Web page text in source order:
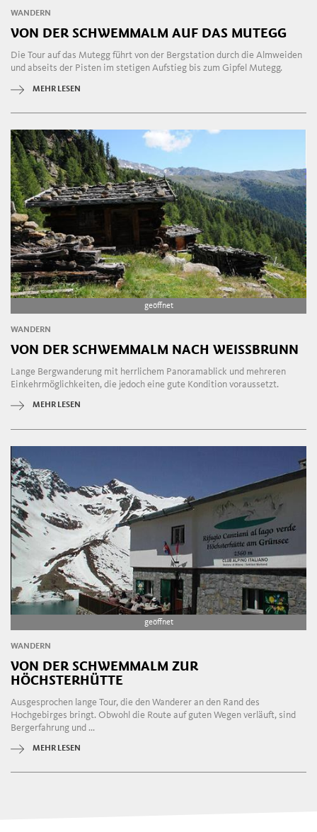
WANDERN
VON DER SCHWEMMALM AUF DAS MUTEGG
Die Tour auf das Mutegg führt von der Bergstation durch die Almweiden
und abseits der Pisten im stetigen Aufstieg bis zum Gipfel Mutegg.
MEHR LESEN
geöffnet
WANDERN
VON DER SCHWEMMALM NACH WEISSBRUNN
Lange Bergwanderung mit herrlichem Panoramablick und mehreren
Einkehrmöglichkeiten, die jedoch eine gute Kondition voraussetzt.
MEHR LESEN
geöffnet
WANDERN
VON DER SCHWEMMALM ZUR
HÖCHSTERHÜTTE
Ausgesprochen lange Tour, die den Wanderer an den Rand des
Hochgebirges bringt. Obwohl die Route auf guten Wegen verläuft, sind
Bergerfahrung und ...
MEHR LESEN